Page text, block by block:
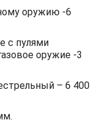
оружию -6
с пулями
оружие -3
– 6 400